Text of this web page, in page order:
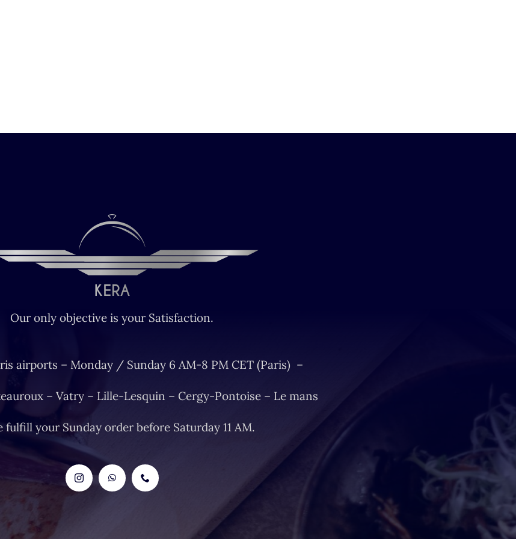
Our only objective is your Satisfaction.
airports – Monday / Sunday 6 AM-8 PM CET (Paris) –
– Vatry – Lille-Lesquin – Cergy-Pontoise – Le mans
fulfill your Sunday order before Saturday 11 AM.